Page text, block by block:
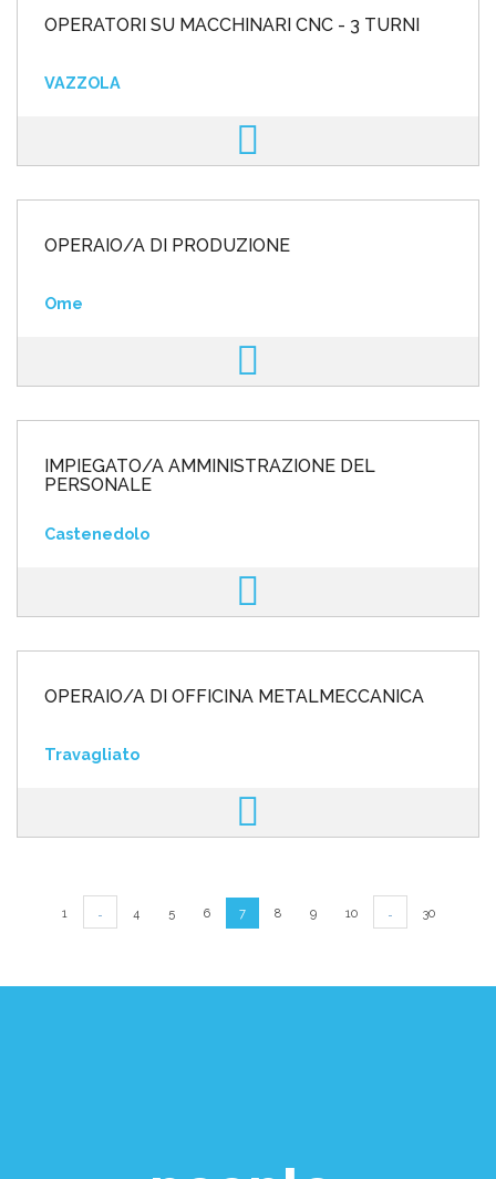
OPERATORI SU MACCHINARI CNC - 3 TURNI
VAZZOLA
OPERAIO/A DI PRODUZIONE
Ome
IMPIEGATO/A AMMINISTRAZIONE DEL
PERSONALE
Castenedolo
OPERAIO/A DI OFFICINA METALMECCANICA
Travagliato
1 4 5 6 7 8 9 10 30